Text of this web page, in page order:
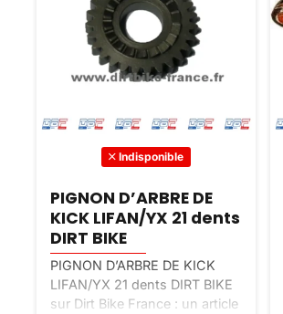
Indisponible
PIGNON D’ARBRE DE
KICK LIFAN/YX 21 dents
DIRT BIKE
PIGNON D’ARBRE DE KICK
LIFAN/YX 21 dents DIRT BIKE
sur Dirt Bike France : un article